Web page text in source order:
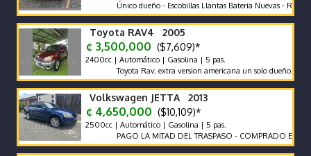
Único dueño - Escobillas Llantas Bateria Nuevas - Recor de
Toyota RAV4 2005
¢ 3,500,000 ($7,609)*
2400cc | Automático | Gasolina | 5 pas.
Toyota Rav. extra version americana un solo dueño.
Volkswagen JETTA 2013
¢ 4,650,000 ($10,109)*
2500cc | Automático | Gasolina | 5 pas.
PAGO LA MITAD DEL TRASPASO - COMPRADO EN CR